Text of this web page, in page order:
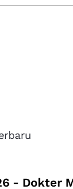
- Dokter